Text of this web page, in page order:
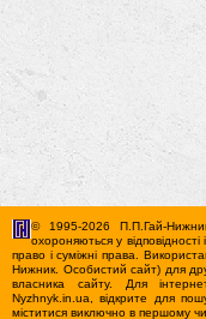
© 1995-2026 П.П.Гай-
охороняються у
право і суміжні права.
Нижник. Особистий сайт) для
власника сайту. Для
Nyzhnyk.in.ua, відкрите для
міститися виключно в першому чи